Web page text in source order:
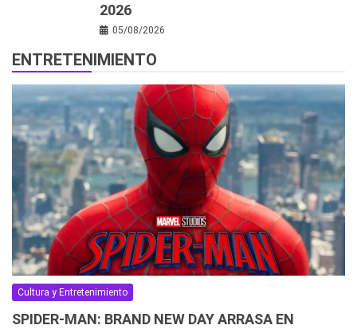
2026
05/08/2026
ENTRETENIMIENTO
Cultura y Entretenimiento
SPIDER-MAN: BRAND NEW DAY ARRASA EN